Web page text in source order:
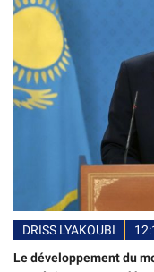
DRISS LYAKOUBI
Le développement du